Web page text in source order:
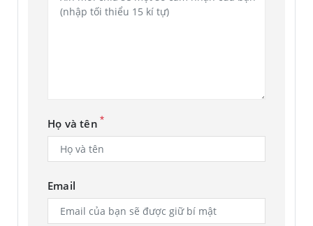
thường, Kính
camera sau
Độ phân giải
camera sau
Họ và tên *
Email